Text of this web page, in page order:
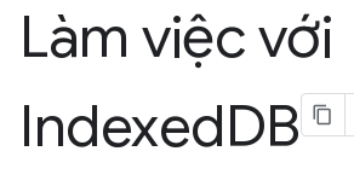
Làm việc với
IndexedDB